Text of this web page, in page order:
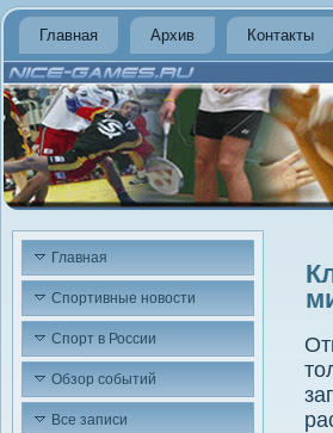
Главная Архив Контакты
Главная
Спортивные новости
Спорт в России
Обзор событий
Все записи